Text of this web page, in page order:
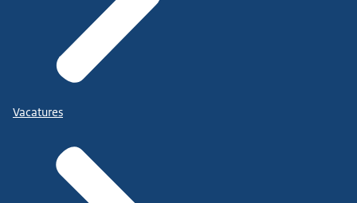
Vacatures